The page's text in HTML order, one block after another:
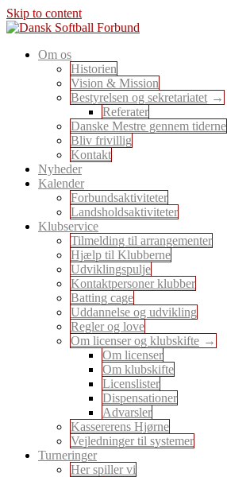
Skip to content
Dansk Softball Forbund
En sport for alle
Om os
Historien
Vision & Mission
Bestyrelsen og sekretariatet
Referater
Danske Mestre gennem tiderne
Bliv frivillig
Kontakt
Nyheder
Kalender
Forbundsaktiviteter
Landsholdsaktiviteter
Klubservice
Tilmelding til arrangementer
Hjælp til Klubberne
Udviklingspulje
Kontaktpersoner klubber
Batting cage
Uddannelse og udvikling
Regler og love
Om licenser og klubskifte
Om licenser
Om klubskifte
Licenslister
Dispensationer
Advarsler
Kassererens Hjørne
Vejledninger til systemer
Turneringer
Her spiller vi